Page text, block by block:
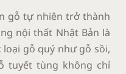
gỗ tự nhiên trở thành
nội thất Nhật Bản là
gỗ quý như gỗ sồi,
tuyết tùng không chỉ